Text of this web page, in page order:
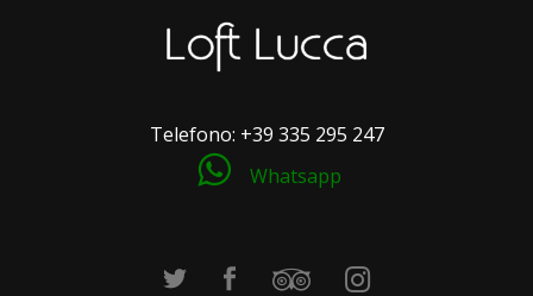
Telefono: +39 335 295 247
Whatsapp